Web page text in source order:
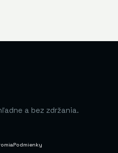
a bez zdržania.
Podmienky